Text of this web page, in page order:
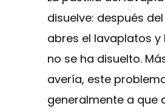
disuelve: después
abres el lavaplatos y
no se ha disuelto.
avería, este
generalmente a que